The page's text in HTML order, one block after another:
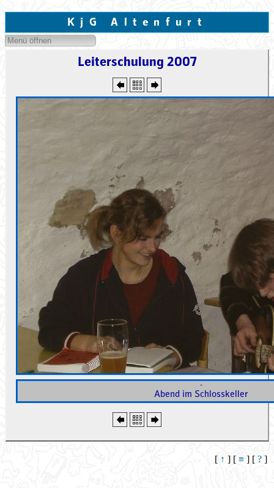
KjG Altenfurt
Menü öffnen
Leiterschulung 2007
-
Abend im Schlosskeller
[↑ ] [≡ ] [? ]